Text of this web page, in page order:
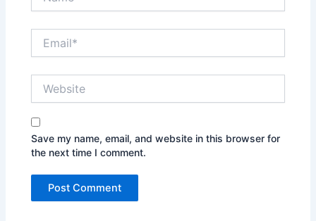
Save my name, email, and website in this browser for
the next time I comment.